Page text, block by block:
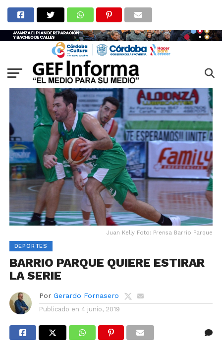
Juan Kelly Foto: Prensa Barrio Parque
DEPORTES
BARRIO PARQUE QUIERE ESTIRAR
LA SERIE
Por Gerardo Fornasero
Publicado en 4 junio, 2019